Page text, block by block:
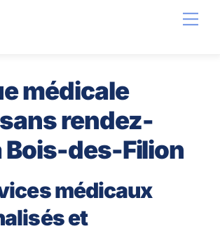
médicale
rendez-
Bois-des-Filion
médicaux
et